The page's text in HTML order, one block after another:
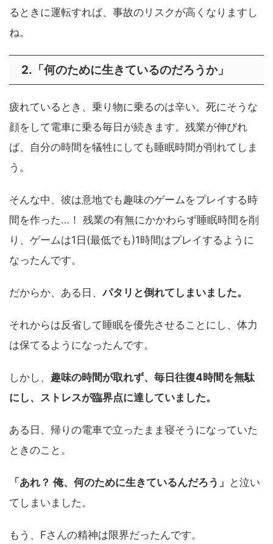
るときに運転すれば、事故のリスクが高くなりますし
ね。
2.「何のために生きているのだろうか」
疲れているとき、乗り物に乗るのは辛い。死にそうな
顔をして電車に乗る毎日が続きます。残業が伸びれ
ば、自分の時間を犠牲にしても睡眠時間が削れてしま
う。
そんな中、彼は意地でも趣味のゲームをプレイする時
間を作った…！ 残業の有無にかかわらず睡眠時間を削
り、ゲームは1日(最低でも)1時間はプレイするように
なったんです。
だからか、ある日、パタリと倒れてしまいました。
それからは反省して睡眠を優先させることにし、体力
は保てるようになったんです。
しかし、 趣味の時間が取れず、毎日往復4時間を無駄
にし、ストレスが臨界点に達していました。
ある日、帰りの電車で立ったまま寝そうになっていた
ときのこと。
「あれ？ 俺、何のために生きているんだろう」 と泣い
てしまいました。
もう、Fさんの精神は限界だったんです。